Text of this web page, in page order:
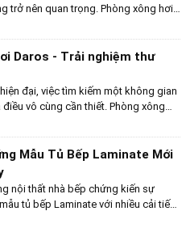
trở nên quan trọng. Phòng xông hơi
không gian thư giãn ngay tại nhà.
hợp hoàn hảo giữa công nghệ tiên
tế, mang đến trải nghiệm xông hơi
sử dụng.
Daros - Trải nghiệm thư
đại, việc tìm kiếm một không gian
vô cùng cần thiết. Phòng xông
thư giãn tuyệt vời ngay tại ngôi nhà
kế hiện đại, chất liệu cao cấp và công
không chỉ là một sản phẩm chăm
là một điểm nhấn sang trọng cho
Mẫu Tủ Bếp Laminate Mới
nội thất nhà bếp chứng kiến sự
tủ bếp Laminate với nhiều cải tiến